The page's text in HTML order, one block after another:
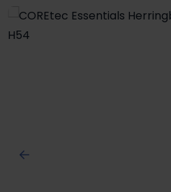
Afbeeldingengalerij overslaan